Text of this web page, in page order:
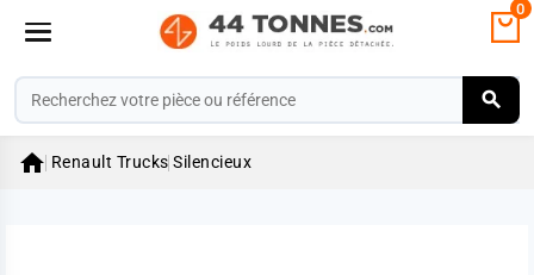
0
 Renault Trucks Silencieux